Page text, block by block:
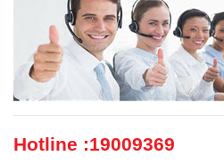
Hotline :19009369